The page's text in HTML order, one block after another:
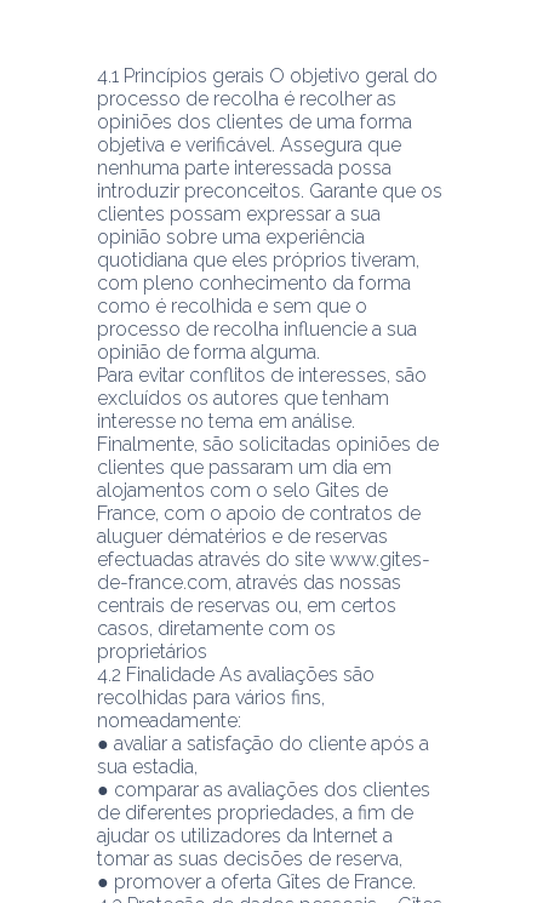
4.1 Princípios gerais O objetivo geral do
processo de recolha é recolher as
opiniões dos clientes de uma forma
objetiva e verificável. Assegura que
nenhuma parte interessada possa
introduzir preconceitos. Garante que os
clientes possam expressar a sua
opinião sobre uma experiência
quotidiana que eles próprios tiveram,
com pleno conhecimento da forma
como é recolhida e sem que o
processo de recolha influencie a sua
opinião de forma alguma.
Para evitar conflitos de interesses, são
excluídos os autores que tenham
interesse no tema em análise.
Finalmente, são solicitadas opiniões de
clientes que passaram um dia em
alojamentos com o selo Gites de
France, com o apoio de contratos de
aluguer dématérios e de reservas
efectuadas através do site www.gites-
de-france.com, através das nossas
centrais de reservas ou, em certos
casos, diretamente com os
proprietários
4.2 Finalidade As avaliações são
recolhidas para vários fins,
nomeadamente:
● avaliar a satisfação do cliente após a
sua estadia,
● comparar as avaliações dos clientes
de diferentes propriedades, a fim de
ajudar os utilizadores da Internet a
tomar as suas decisões de reserva,
● promover a oferta Gîtes de France.